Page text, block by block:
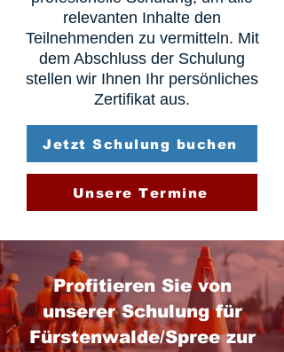
relevanten Inhalte den
Teilnehmenden zu vermitteln. Mit
dem Abschluss der Schulung
stellen wir Ihnen Ihr persönliches
Zertifikat aus.
Jetzt Schulung buchen
Unsere Termine
Profitieren Sie von
unserer Schulung für
Fürstenwalde/Spree zur